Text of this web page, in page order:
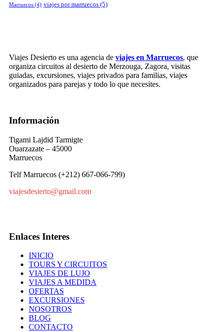
Marruecos (4) viajes por marruecos (5)
Viajes Desierto es una agencia de viajes en Marruecos, que
organiza circuitos al desierto de Merzouga, Zagora, visitas
guiadas, excursiones, viajes privados para familias, viajes
organizados para parejas y todo lo que necesites.
Información
Tigami Lajdid Tarmigte
Ouarzazate – 45000
Marruecos
Telf Marruecos (+212) 667-066-799)
viajesdesierto@gmail.com
Enlaces Interes
INICIO
TOURS Y CIRCUITOS
VIAJES DE LUJO
VIAJES A MEDIDA
OFERTAS
EXCURSIONES
NOSOTROS
BLOG
CONTACTO